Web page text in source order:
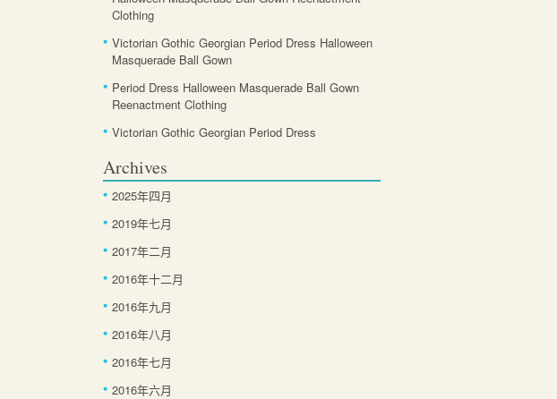
Clothing
Victorian Gothic Georgian Period Dress Halloween
Masquerade Ball Gown
Period Dress Halloween Masquerade Ball Gown
Reenactment Clothing
Victorian Gothic Georgian Period Dress
Archives
2025年四月
2019年七月
2017年二月
2016年十二月
2016年九月
2016年八月
2016年七月
2016年六月